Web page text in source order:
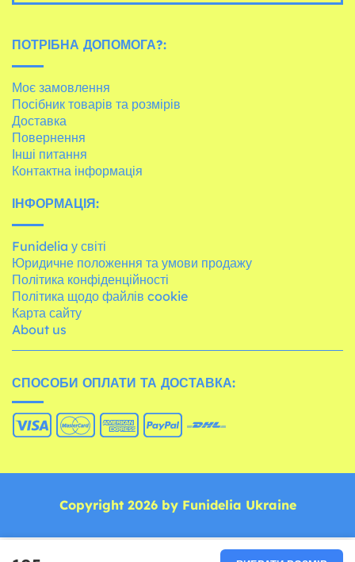
ПОТРІБНА ДОПОМОГА?:
Моє замовлення
Посібник товарів та розмірів
Доставка
Повернення
Інші питання
Контактна інформація
ІНФОРМАЦІЯ:
Funidelia у світі
Юридичне положення та умови продажу
Політика конфіденційності
Політика щодо файлів cookie
Карта сайту
About us
СПОСОБИ ОПЛАТИ ТА ДОСТАВКА:
Copyright 2026 by Funidelia Ukraine